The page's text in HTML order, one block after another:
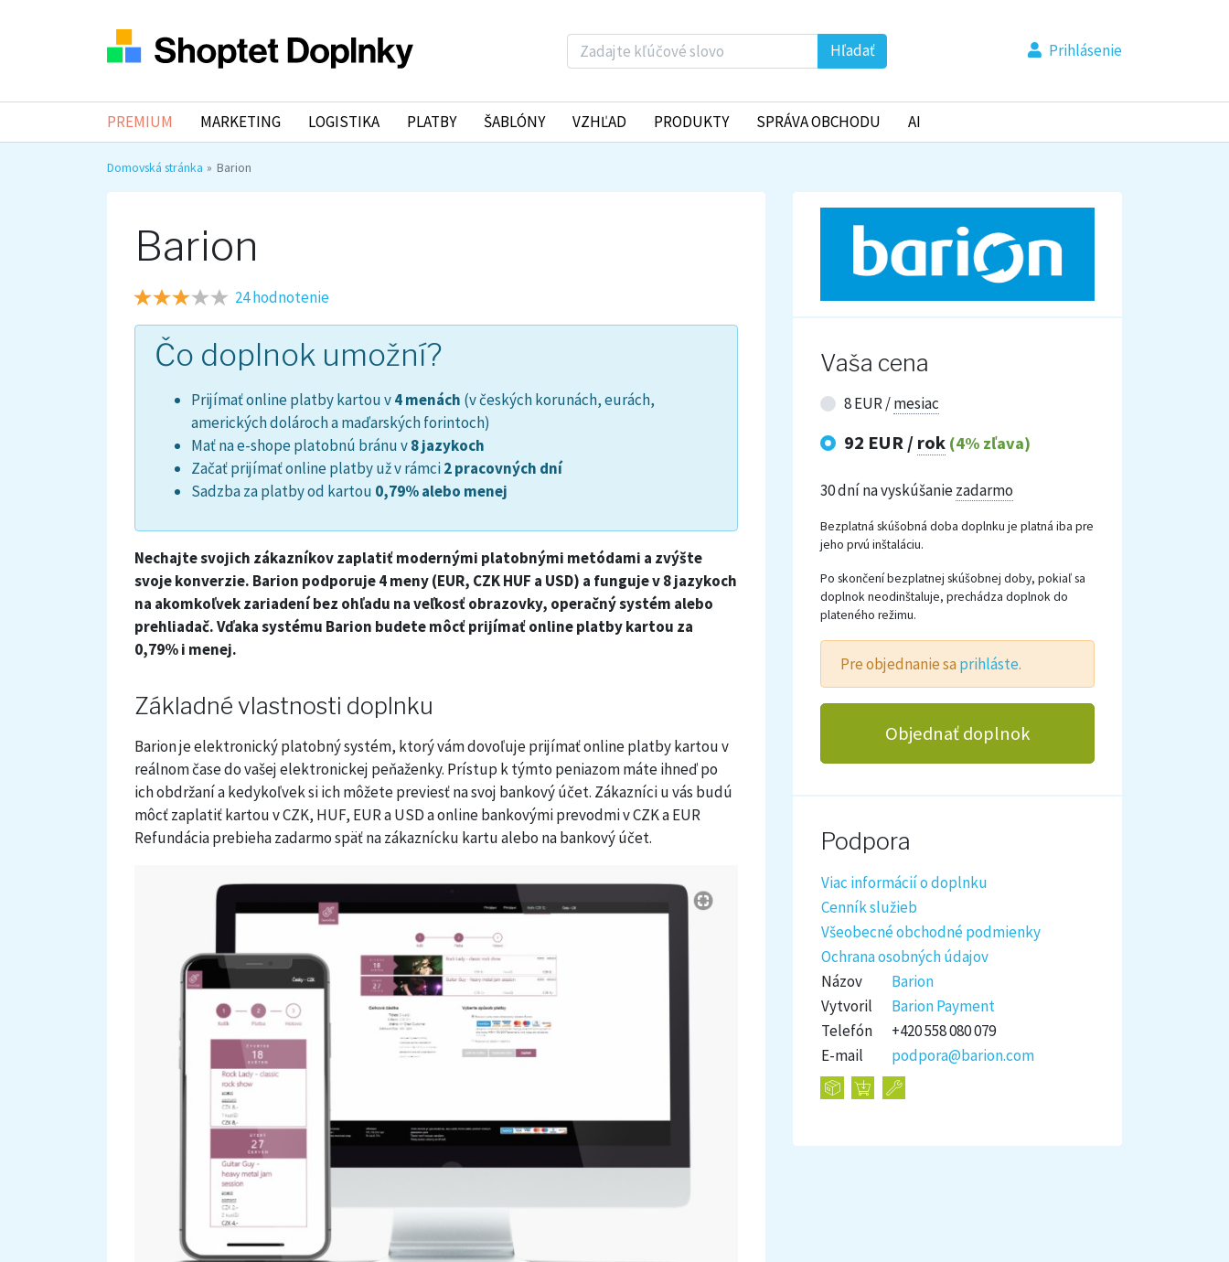
Hľadať Prihlásenie
PREMIUM MARKETING LOGISTIKA PLATBY ŠABLÓNY VZHĽAD PRODUKTY SPRÁVA OBCHODU AI
Domovská stránka Barion
Barion
24 hodnotenie
Čo doplnok umožní?
Prijímať online platby kartou v4 menách (v českých korunách, eurách,
amerických dolároch a maďarských forintoch)
Mať na e-shope platobnú bránu v8 jazykoch
Začať prijímať online platby už v rámci2 pracovných dní
Sadzba za platby od kartou 0,79% alebo menej
Nechajte svojich zákazníkov zaplatiť modernými platobnými metódami a zvýšte
svoje konverzie. Barion podporuje 4 meny (EUR, CZK HUF a USD) a funguje v 8 jazykoch
na akomkoľvek zariadení bez ohľadu na veľkosť obrazovky, operačný systém alebo
prehliadač. Vďaka systému Barion budete môcť prijímať online platby kartou za
0,79% i menej.
Základné vlastnosti doplnku
Barion je elektronický platobný systém, ktorý vám dovoľuje prijímať online platby kartou v
reálnom čase do vašej elektronickej peňaženky. Prístup k týmto peniazom máte ihneď po
ich obdržaní a kedykoľvek si ich môžete previesť na svoj bankový účet. Zákazníci u vás budú
môcť zaplatiť kartou v CZK, HUF, EUR a USD a online bankovými prevodmi v CZK a EUR
Refundácia prebieha zadarmo späť na zákaznícku kartu alebo na bankový účet.
Vaša cena
8 EUR /mesiac
92 EUR /rok(4% zľava)
30 dní na vyskúšaniezadarmo
Bezplatná skúšobná doba doplnku je platná iba pre
jeho prvú inštaláciu.
Po skončení bezplatnej skúšobnej doby, pokiaľ sa
doplnok neodinštaluje, prechádza doplnok do
plateného režimu.
Pre objednanie sa prihláste.
Objednať doplnok
Podpora
Viac informácií o doplnku
Cenník služieb
Všeobecné obchodné podmienky
Ochrana osobných údajov
Názov
Barion
Vytvoril
Barion Payment
Telefón
+420 558 080 079
E-mail
podpora@barion.com